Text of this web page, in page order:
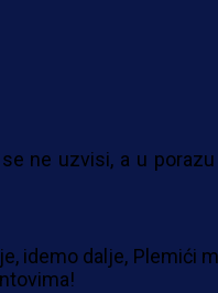
ne uzvisi, a u
idemo dalje, Plemići